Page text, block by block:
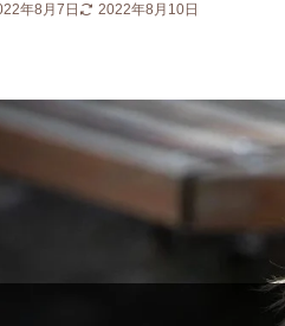
年8月7日 2022年8月10日